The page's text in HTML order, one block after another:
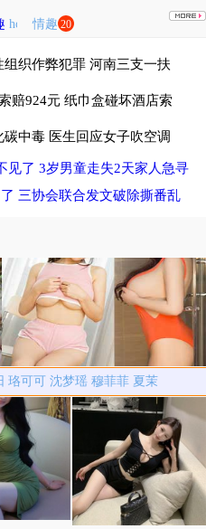
情趣 20
织作弊犯罪 河南三支一扶
赔924元 纸巾盒碰坏酒店索
中毒 医生回应女子吹空调
见了 3岁男童走失2天家人急寻
三协会联合发文破除撕番乱
珞可可 沈梦瑶 穆菲菲 夏茉